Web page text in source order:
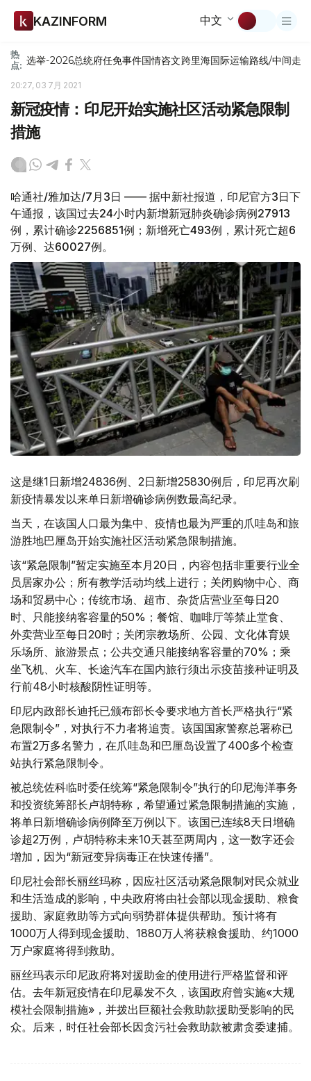
KAZINFORM 中文
热
点: 选举-2026总统府任免事件国情咨文跨里海国际运输路线/中间走廊
20:27, 03 7月 2021
新冠疫情：印尼开始实施社区活动紧急限制
措施
哈通社/雅加达/7月3日 —— 据中新社报道，印尼官方3日下
午通报，该国过去24小时内新增新冠肺炎确诊病例27913
例，累计确诊2256851例；新增死亡493例，累计死亡超6
万例、达60027例。
这是继1日新增24836例、2日新增25830例后，印尼再次刷
新疫情暴发以来单日新增确诊病例数最高纪录。
当天，在该国人口最为集中、疫情也最为严重的爪哇岛和旅
游胜地巴厘岛开始实施社区活动紧急限制措施。
该“紧急限制”暂定实施至本月20日，内容包括非重要行业全
员居家办公；所有教学活动均线上进行；关闭购物中心、商
场和贸易中心；传统市场、超市、杂货店营业至每日20
时、只能接纳客容量的50%；餐馆、咖啡厅等禁止堂食、
外卖营业至每日20时；关闭宗教场所、公园、文化体育娱
乐场所、旅游景点；公共交通只能接纳客容量的70%；乘
坐飞机、火车、长途汽车在国内旅行须出示疫苗接种证明及
行前48小时核酸阴性证明等。
印尼内政部长迪托已颁布部长令要求地方首长严格执行“紧
急限制令”，对执行不力者将追责。该国国家警察总署称已
布置2万多名警力，在爪哇岛和巴厘岛设置了400多个检查
站执行紧急限制令。
被总统佐科临时委任统筹“紧急限制令”执行的印尼海洋事务
和投资统筹部长卢胡特称，希望通过紧急限制措施的实施，
将单日新增确诊病例降至万例以下。该国已连续8天日增确
诊超2万例，卢胡特称未来10天甚至两周内，这一数字还会
增加，因为“新冠变异病毒正在快速传播”。
印尼社会部长丽丝玛称，因应社区活动紧急限制对民众就业
和生活造成的影响，中央政府将由社会部以现金援助、粮食
援助、家庭救助等方式向弱势群体提供帮助。预计将有
1000万人得到现金援助、1880万人将获粮食援助、约1000
万户家庭将得到救助。
丽丝玛表示印尼政府将对援助金的使用进行严格监督和评
估。去年新冠疫情在印尼暴发不久，该国政府曾实施«大规
模社会限制措施»，并拨出巨额社会救助款援助受影响的民
众。后来，时任社会部长因贪污社会救助款被肃贪委逮捕。